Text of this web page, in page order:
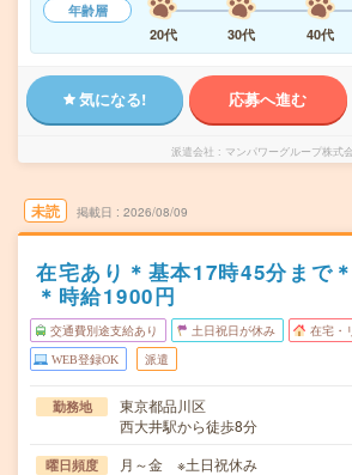
年齢層
20代
30代 40代
気になる! 応募へ進む
派遣会社 マンパワーグループ株式
未読 掲載日 2026/08/09
在宅あり＊基本17時45分まで
＊時給1900円
交通費別途支給あり 土日祝日が休み 在宅・
WEB登録OK 派遣
勤務地
東京都品川区
西大井駅から徒歩8分
曜日頻度 月～金 ※土日祝休み